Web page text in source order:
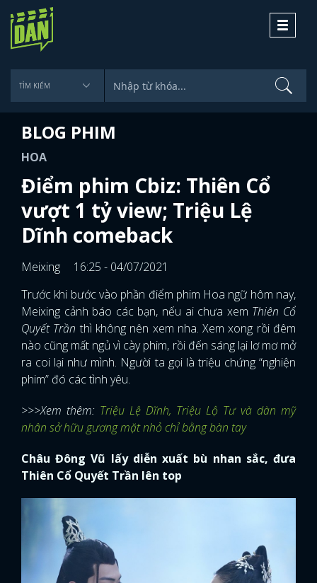
Toggle
BLOG PHIM
HOA
Điểm phim Cbiz: Thiên Cổ
vượt 1 tỷ view; Triệu Lệ
Dĩnh comeback
Meixing
16:25 - 04/07/2021
Trước khi bước vào phần điểm phim Hoa ngữ hôm nay,
Meixing cảnh báo các bạn, nếu ai chưa xem Thiên Cổ
Quyết Trần thì không nên xem nha. Xem xong rồi đêm
nào cũng mất ngủ vì cày phim, rồi đến sáng lại lơ mơ mở
ra coi lại như mình. Người ta gọi là triệu chứng “nghiện
phim” đó các tình yêu.
>>>Xem thêm: Triệu Lệ Dĩnh, Triệu Lộ Tư và dàn mỹ
nhân sở hữu gương mặt nhỏ chỉ bằng bàn tay
Châu Đông Vũ lấy diễn xuất bù nhan sắc, đưa
Thiên Cổ Quyết Trần lên top